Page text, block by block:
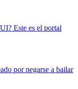
Este es el portal
por negarse a bailar